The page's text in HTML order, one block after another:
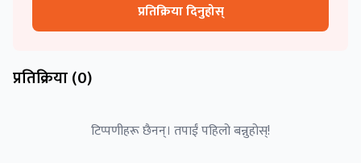
प्रतिक्रिया दिनुहोस्
प्रतिक्रिया (0)
टिप्पणीहरू छैनन्। तपाईं पहिलो बन्नुहोस्!